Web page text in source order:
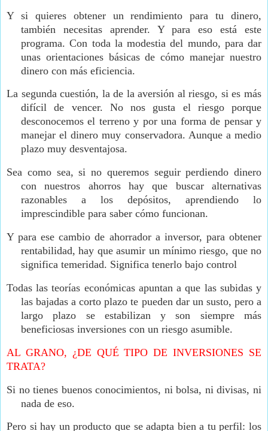
Y si quieres obtener un rendimiento para tu dinero,
también necesitas aprender. Y para eso está este
programa. Con toda la modestia del mundo, para dar
unas orientaciones básicas de cómo manejar nuestro
dinero con más eficiencia.
La segunda cuestión, la de la aversión al riesgo, si es más
difícil de vencer. No nos gusta el riesgo porque
desconocemos el terreno y por una forma de pensar y
manejar el dinero muy conservadora. Aunque a medio
plazo muy desventajosa.
Sea como sea, si no queremos seguir perdiendo dinero
con nuestros ahorros hay que buscar alternativas
razonables a los depósitos, aprendiendo lo
imprescindible para saber cómo funcionan.
Y para ese cambio de ahorrador a inversor, para obtener
rentabilidad, hay que asumir un mínimo riesgo, que no
significa temeridad. Significa tenerlo bajo control
Todas las teorías económicas apuntan a que las subidas y
las bajadas a corto plazo te pueden dar un susto, pero a
largo plazo se estabilizan y son siempre más
beneficiosas inversiones con un riesgo asumible.
AL GRANO, ¿DE QUÉ TIPO DE INVERSIONES SE
TRATA?
Si no tienes buenos conocimientos, ni bolsa, ni divisas, ni
nada de eso.
Pero si hay un producto que se adapta bien a tu perfil: los